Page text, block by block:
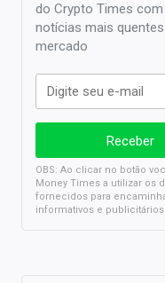
do Crypto Times
notícias mais
mercado
OBS: Ao clicar no botão
Money Times a utilizar os
fornecidos para
informativos e publicitários.